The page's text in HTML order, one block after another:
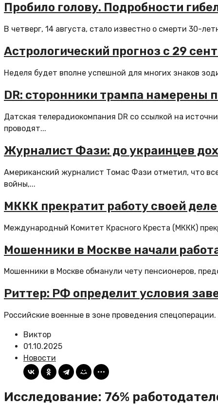
Пробило голову. Подробности
В четверг, 14 августа, стало известно о смерти 30-
Астрологический прогноз с 29
Неделя будет вполне успешной для многих знаков
DR: сторонники трампа намерены
Датская телерадиокомпания DR со ссылкой на
проводят...
Журналист Фази: до украинцев
Американский журналист Томас Фази отметил, что
войны,...
МККК прекратит работу своей
Международный Комитет Красного Креста (МККК)
Мошенники в Москве начали
Мошенники в Москве обманули чету пенсионеров,
Риттер: РФ определит условия
Российские военные в зоне проведения
Виктор
01.10.2025
Новости
Исследование: 76%